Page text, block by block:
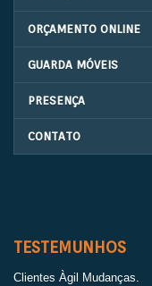
ORÇAMENTO ONLINE
GUARDA MÓVEIS
PRESENÇA
CONTATO
TESTEMUNHOS
Clientes Àgil Mudanças.